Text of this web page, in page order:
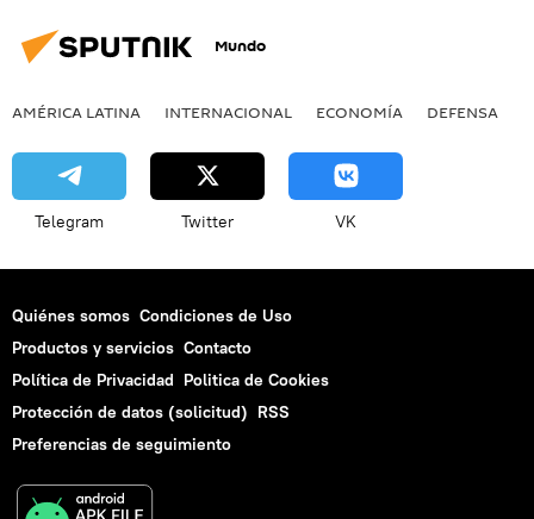
Mundo
AMÉRICA LATINA INTERNACIONAL ECONOMÍA DEFENSA
Telegram Twitter VK
Quiénes somos Condiciones de Uso
Productos y servicios Contacto
Política de Privacidad Politica de Cookies
Protección de datos (solicitud) RSS
Preferencias de seguimiento